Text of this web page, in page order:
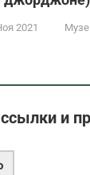
2021
и